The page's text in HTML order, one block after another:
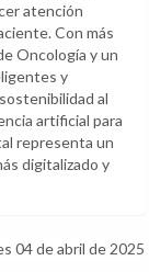
atención
Con más
Oncología y un
y
al
artificial para
representa un
digitalizado y
04 de abril de 2025